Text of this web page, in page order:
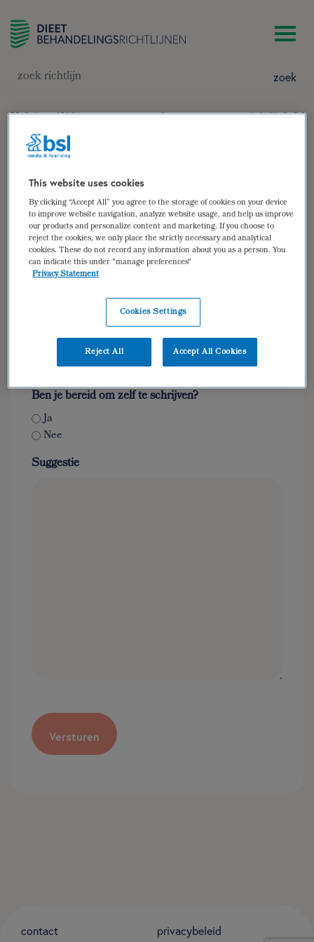
zoek
Heb je zelf ideeën voor een onderwerp voor een richtlijn? Of
wil je zelf een richtlijn schrijven? Laat het ons dan weten
door onderstaand formulier in te vullen.
Voornaam
Achternaam
Ben je bereid om zelf te schrijven?
Ja
Nee
Suggestie
contact privacybeleid
This website uses cookies
By clicking “Accept All” you agree to the storage of cookies on your device
to improve website navigation, analyze website usage, and help us improve
our products and personalize content and marketing. If you choose to
reject the cookies, we only place the strictly necessary and analytical
cookies. These do not record any information about you as a person. You
can indicate this under "manage preferences"
Privacy Statement
Cookies Settings
Reject All Accept All Cookies